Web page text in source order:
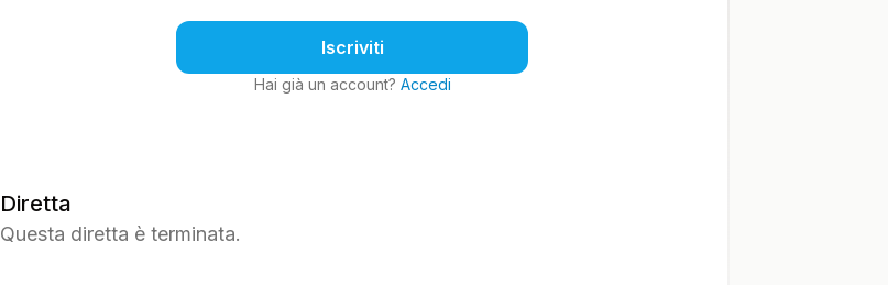
Iscriviti
Hai già un account? Accedi
Diretta
Questa diretta è terminata.